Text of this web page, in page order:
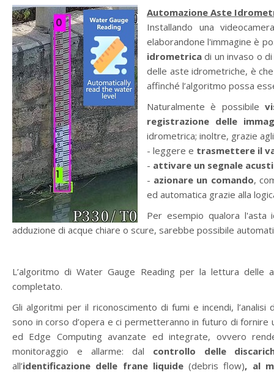
Automazione Aste
Installando una
elaborandone l'immagine è
idrometrica di un invaso o
delle aste idrometriche, è
affinché l’algoritmo possa
Naturalmente è possibile
registrazione delle
idrometrica; inoltre, grazie
- leggere e trasmettere il
- attivare un segnale
- azionare un comando,
ed automatica grazie alla
Per esempio qualora
adduzione di acque chiare o scure, sarebbe possibile
L’algoritmo di Water Gauge Reading per la lettura
completato.
Gli algoritmi per il riconoscimento di fumi e incendi,
sono in corso d’opera e ci permetteranno in futuro di
ed Edge Computing avanzate ed integrate, ovvero
monitoraggio e allarme: dal controllo delle
all’identificazione delle frane liquide (debris flow), al